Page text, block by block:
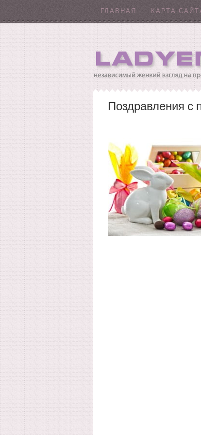
ГЛАВНАЯ КАРТА
Поздравления с